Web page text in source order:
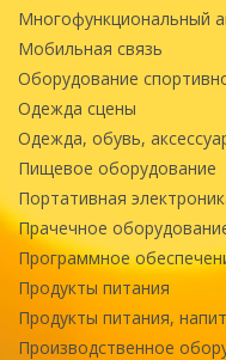
Многофункциональный
Мобильная связь
Оборудование
Одежда сцены
Одежда, обувь,
Пищевое оборудование
Портативная
Прачечное
Программное
Продукты питания
Продукты питания,
Производственное